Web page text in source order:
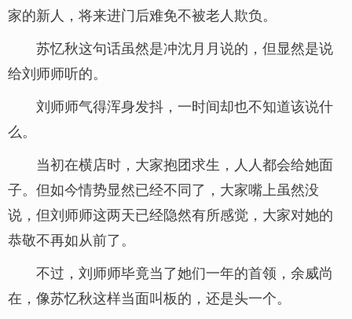
家的新人，将来进门后难免不被老人欺负。
苏忆秋这句话虽然是冲沈月月说的，但显然是说
给刘师师听的。
刘师师气得浑身发抖，一时间却也不知道该说什
么。
当初在横店时，大家抱团求生，人人都会给她面
子。但如今情势显然已经不同了，大家嘴上虽然没
说，但刘师师这两天已经隐然有所感觉，大家对她的
恭敬不再如从前了。
不过，刘师师毕竟当了她们一年的首领，余威尚
在，像苏忆秋这样当面叫板的，还是头一个。